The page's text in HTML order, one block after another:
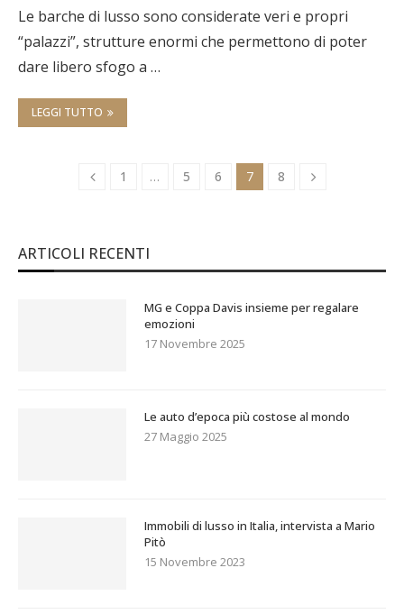
Le barche di lusso sono considerate veri e propri
“palazzi”, strutture enormi che permettono di poter
dare libero sfogo a …
LEGGI TUTTO
1 … 5 6 7 8
ARTICOLI RECENTI
MG e Coppa Davis insieme per regalare
emozioni
17 Novembre 2025
Le auto d’epoca più costose al mondo
27 Maggio 2025
Immobili di lusso in Italia, intervista a Mario
Pitò
15 Novembre 2023